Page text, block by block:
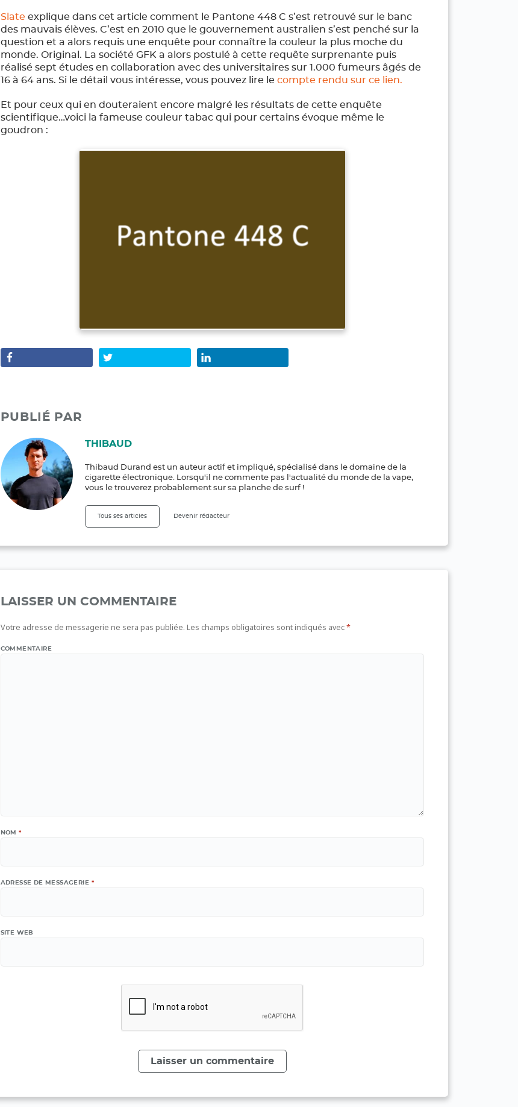
Slate explique dans cet article comment le Pantone 448 C s’est retrouvé sur le banc
des mauvais élèves. C’est en 2010 que le gouvernement australien s’est penché sur la
question et a alors requis une enquête pour connaître la couleur la plus moche du
monde. Original. La société GFK a alors postulé à cette requête surprenante puis
réalisé sept études en collaboration avec des universitaires sur 1.000 fumeurs âgés de
16 à 64 ans. Si le détail vous intéresse, vous pouvez lire le compte rendu sur ce lien.
Et pour ceux qui en douteraient encore malgré les résultats de cette enquête
scientifique…voici la fameuse couleur tabac qui pour certains évoque même le
goudron :
PUBLIÉ PAR
THIBAUD
Thibaud Durand est un auteur actif et impliqué, spécialisé dans le domaine de la
cigarette électronique. Lorsqu'il ne commente pas l'actualité du monde de la vape,
vous le trouverez probablement sur sa planche de surf !
Tous ses articles Devenir rédacteur
LAISSER UN COMMENTAIRE
Votre adresse de messagerie ne sera pas publiée. Les champs obligatoires sont indiqués avec*
COMMENTAIRE
NOM*
ADRESSE DE MESSAGERIE *
SITE WEB